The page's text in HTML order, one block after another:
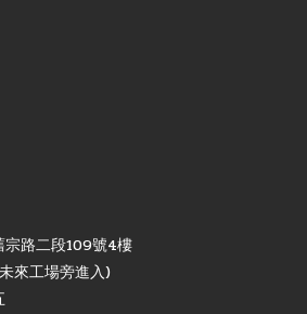
路二段109號4樓
來工場旁進入)